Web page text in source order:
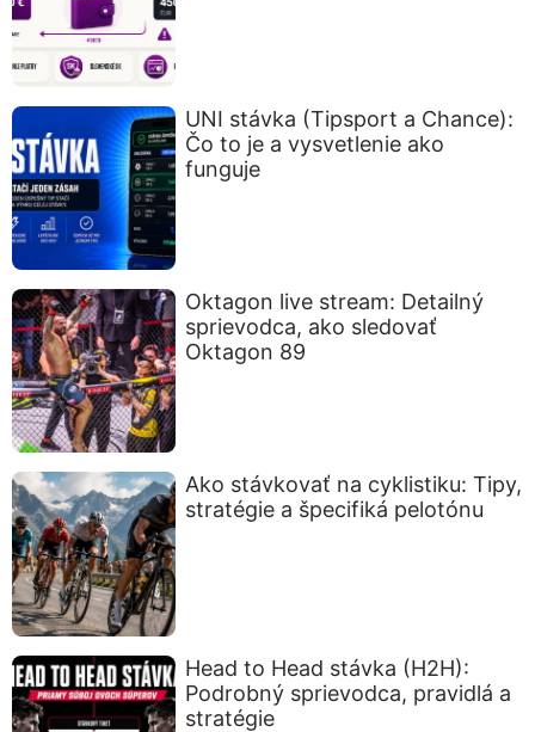
UNI stávka (Tipsport a Chance):
Čo to je a vysvetlenie ako
funguje
Oktagon live stream: Detailný
sprievodca, ako sledovať
Oktagon 89
Ako stávkovať na cyklistiku: Tipy,
stratégie a špecifiká pelotónu
Head to Head stávka (H2H):
Podrobný sprievodca, pravidlá a
stratégie